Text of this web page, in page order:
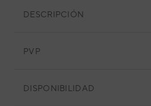
DESCRIPCIÓN
PVP
DISPONIBILIDAD